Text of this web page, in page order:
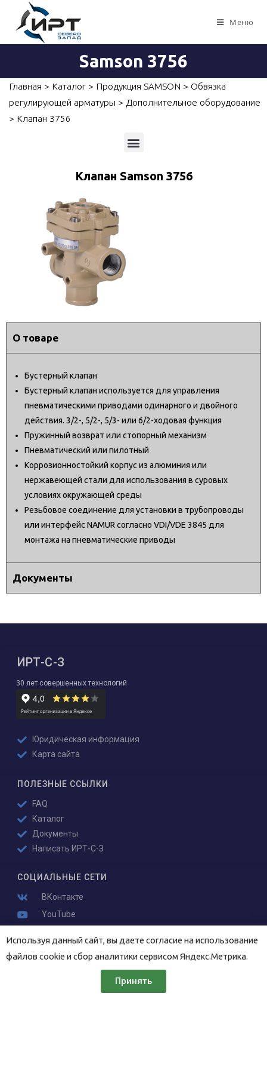
Меню
Samson 3756
Главная > Каталог > Продукция SAMSON > Обвязка
регулирующей арматуры > Дополнительное оборудование
> Клапан 3756
Клапан Samson 3756
О товаре
Бустерный клапан
Бустерный клапан используется для управления
пневматическими приводами одинарного и двойного
действия. 3/2-, 5/2-, 5/3- или 6/2-ходовая функция
Пружинный возврат или стопорный механизм
Пневматический или пилотный
Коррозионностойкий корпус из алюминия или
нержавеющей стали для использования в суровых
условиях окружающей среды
Резьбовое соединение для установки в трубопроводы
или интерфейс NAMUR согласно VDI/VDE 3845 для
монтажа на пневматические приводы
Документы
ИРТ-С-З
30 лет совершенных технологий
Юридическая информация
Карта сайта
ПОЛЕЗНЫЕ ССЫЛКИ
FAQ
Каталог
Документы
Написать ИРТ-С-З
СОЦИАЛЬНЫЕ СЕТИ
ВКонтакте
YouTube
КОНТАКТЫ
196006,
Используя данный сайт, вы даете согласие на использование
файлов cookie и сбор аналитики сервисом Яндекс.Метрика.
Принять